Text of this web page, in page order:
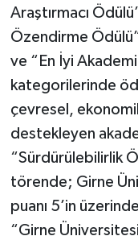
Araştırmacı
Özendirme
ve “En İyi
kategorilerinde
çevresel,
destekleyen
“Sürdürülebilirlik
törende; Girne
puanı 5’in
“Girne Üniversitesi